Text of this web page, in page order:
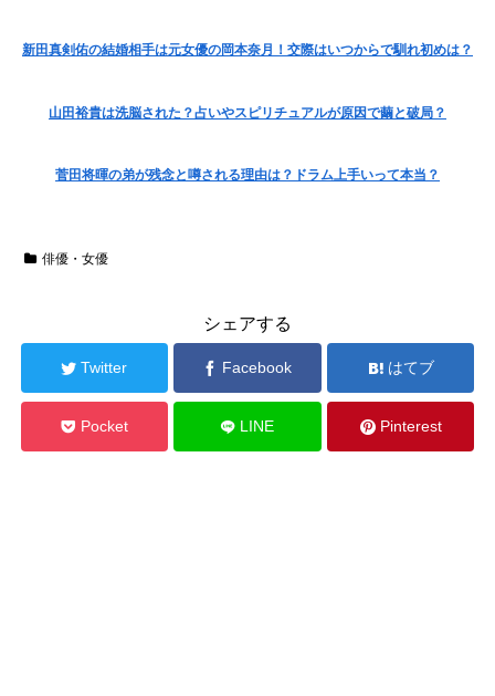
新田真剣佑の結婚相手は元女優の​​岡本奈月！交際はいつからで馴れ初めは？
山田裕貴は洗脳された？占いやスピリチュアルが原因で繭と破局？
菅田将暉の弟が残念と噂される理由は？ドラム上手いって本当？
俳優・女優
シェアする
Twitter Facebook はてブ
Pocket LINE Pinterest